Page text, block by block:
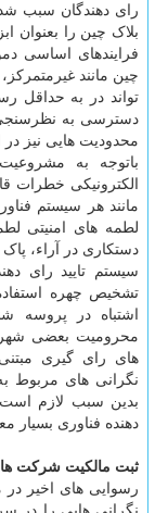
رای دهندگان سبب
بلاک چین را بعنوان
فرایندهای اساسی
چین مانند
تواند در به حداقل
دسترسی به
محدودیت هایی نیز در
باتوجه به
الکترونیکی خطرات
مانند هر سیستم
لطمه های امنیتی
دستکاری در آراء،
سیستم تایید رای
تشخیص چهره
اشتباه در پروسه
محرومیت بعضی
های رای گیری
نگرانی های مربوط
بدین سبب لازم
دهنده فناوری بسیار
ثبت مالکیت شرکت
رسوایی های اخیر در